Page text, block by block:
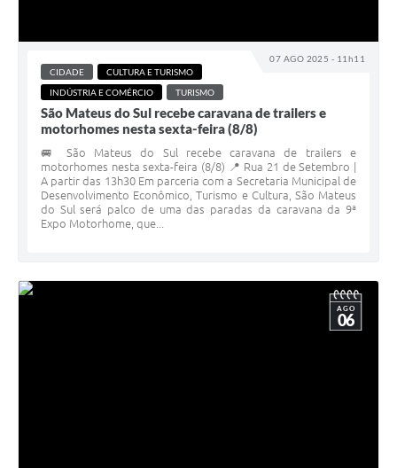
07 AGO 2025 - 11h11
CIDADE
CULTURA E TURISMO
INDÚSTRIA E COMÉRCIO
TURISMO
São Mateus do Sul recebe caravana de trailers e
motorhomes nesta sexta-feira (8/8)
🚐 São Mateus do Sul recebe caravana de trailers e
motorhomes nesta sexta-feira (8/8) 📍 Rua 21 de Setembro |
A partir das 13h30 Em parceria com a Secretaria Municipal de
Desenvolvimento Econômico, Turismo e Cultura, São Mateus
do Sul será palco de uma das paradas da caravana da 9ª
Expo Motorhome, que...
AGO
06